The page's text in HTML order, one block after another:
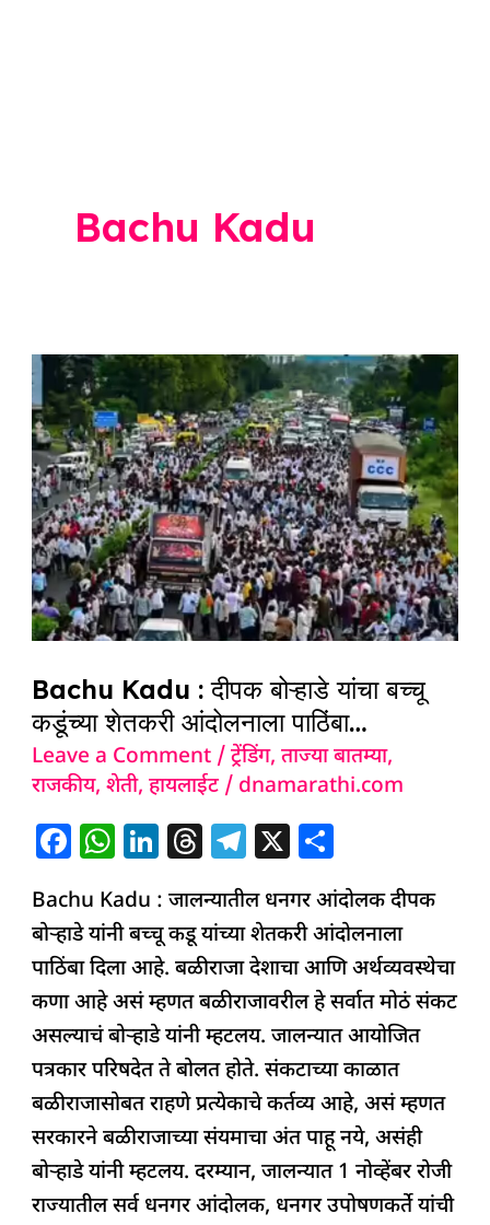
Bachu Kadu
Bachu Kadu : दीपक बोऱ्हाडे यांचा बच्चू
कडूंच्या शेतकरी आंदोलनाला पाठिंबा…
Leave a Comment /ट्रेंडिंग,ताज्या बातम्या,
राजकीय,शेती,हायलाईट/ dnamarathi.com
F
c
e
b
o
o
k
W
at
s
A
p
p
Li
k
e
dI
n
T
re
a
d
s
T
e
g
ra
m
X
h
ar
e
Bachu Kadu : जालन्यातील धनगर आंदोलक दीपक
बोऱ्हाडे यांनी बच्चू कडू यांच्या शेतकरी आंदोलनाला
पाठिंबा दिला आहे. बळीराजा देशाचा आणि अर्थव्यवस्थेचा
कणा आहे असं म्हणत बळीराजावरील हे सर्वात मोठं संकट
असल्याचं बोऱ्हाडे यांनी म्हटलय. जालन्यात आयोजित
पत्रकार परिषदेत ते बोलत होते. संकटाच्या काळात
बळीराजासोबत राहणे प्रत्येकाचे कर्तव्य आहे, असं म्हणत
सरकारने बळीराजाच्या संयमाचा अंत पाहू नये, असंही
बोऱ्हाडे यांनी म्हटलय. दरम्यान, जालन्यात 1 नोव्हेंबर रोजी
राज्यातील सर्व धनगर आंदोलक, धनगर उपोषणकर्ते यांची
Bachu
Kadu
:
दीपक
बोऱ्हाडे
यांचा
बच्चू
कडूंच्या
शेतकरी
आंदोलनाला
पाठिंबा…